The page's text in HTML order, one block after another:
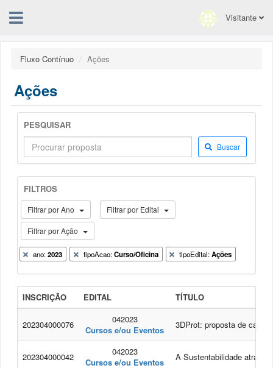
Visitante
Fluxo Contínuo Ações
Ações
PESQUISAR
Buscar
FILTROS
Filtrar por Ano Filtrar por Edital
Filtrar por Ação
ano:2023 tipoAcao:Curso/Oficina tipoEdital:Ações
INSCRIÇÃO EDITAL TÍTULO
202304000076
042023
Cursos e/ou Eventos
3DProt: proposta de
202304000042
042023
Cursos e/ou Eventos
A Sustentabilidade